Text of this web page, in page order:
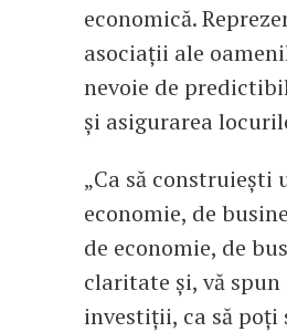
economică.
asociații ale
nevoie de
și asigurarea
„Ca să construiești
economie, de
de economie, de
claritate și, vă spun
investiții, ca să poți